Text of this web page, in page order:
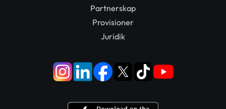
Partnerskap
Provisioner
Juridik